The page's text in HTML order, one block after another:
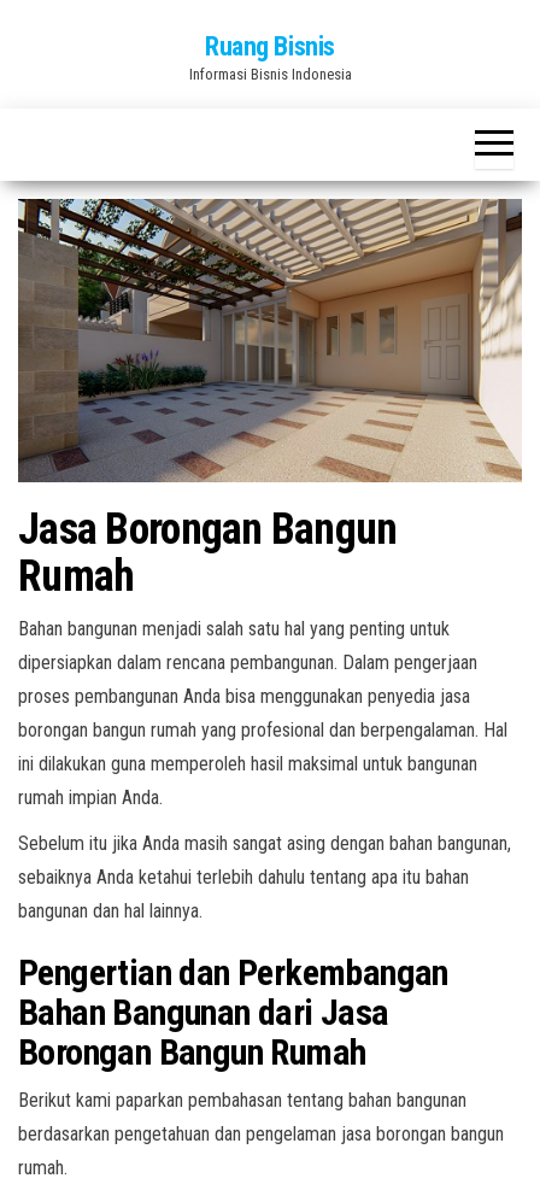
Ruang Bisnis
Informasi Bisnis Indonesia
Jasa Borongan Bangun
Rumah
Bahan bangunan menjadi salah satu hal yang penting untuk
dipersiapkan dalam rencana pembangunan. Dalam pengerjaan
proses pembangunan Anda bisa menggunakan penyedia jasa
borongan bangun rumah yang profesional dan berpengalaman. Hal
ini dilakukan guna memperoleh hasil maksimal untuk bangunan
rumah impian Anda.
Sebelum itu jika Anda masih sangat asing dengan bahan bangunan,
sebaiknya Anda ketahui terlebih dahulu tentang apa itu bahan
bangunan dan hal lainnya.
Pengertian dan Perkembangan
Bahan Bangunan dari Jasa
Borongan Bangun Rumah
Berikut kami paparkan pembahasan tentang bahan bangunan
berdasarkan pengetahuan dan pengelaman jasa borongan bangun
rumah.